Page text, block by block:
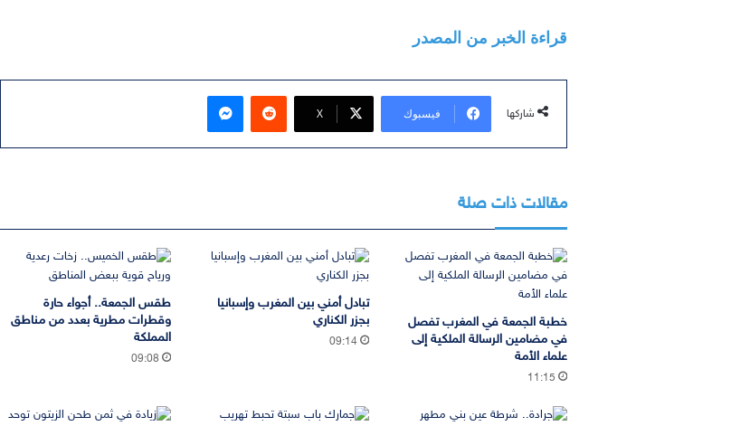
قراءة الخبر من المصدر
شاركها فيسبوك ‫X
ماسنجر
مقالات ذات صلة
خطبة الجمعة في المغرب تفصل
في مضامين الرسالة الملكية إلى
علماء الأمة
11:15
تبادل أمني بين المغرب وإسبانيا
بجزر الكناري
09:14
طقس الجمعة.. أجواء حارة
وقطرات مطرية بعدد من مناطق
المملكة
09:08